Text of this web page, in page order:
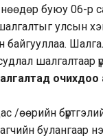
буюу 06-р
шалгалтыг улсын
байгууллаа.
шалгалтаар
очихдоо
/өөрийн
булангаар